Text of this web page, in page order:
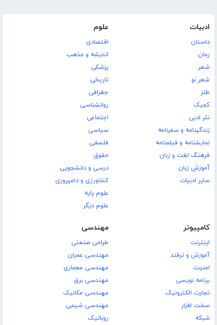
ادبیات
داستان
رمان
شعر
شعر نو
طنز
کمیک
نثر ادبی
زندگینامه و سفرنامه
نمایشنامه و فیلمنامه
فرهنگ لغت و زبان
آموزش زبان
سایر ادبیات
علوم
اقتصادی
اندیشه و مذهب
پزشکی
تاریخی
جغرافی
روانشناسی
اجتماعی
سیاسی
فلسفی
حقوق
درسی و دانشجویی
کشاورزی و دامپروری
علوم پایه
علوم دیگر
کامپیوتر
اینترنت
آموزش و ترفند
امنیت
برنامه نویسی
تجارت الکترونیک
سخت افزار
شبکه
مهندسی
طراحی صنعتی
مهندسی عمران
مهندسی معماری
مهندسی برق
مهندسی مکانیک
مهندسی شیمی
روباتیک